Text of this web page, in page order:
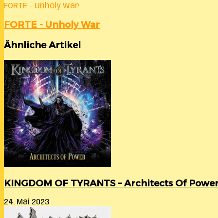
FORTE - Unholy War
FORTE - Unholy War
Ähnliche Artikel
KINGDOM OF TYRANTS – Architects Of
24. Mai 2023